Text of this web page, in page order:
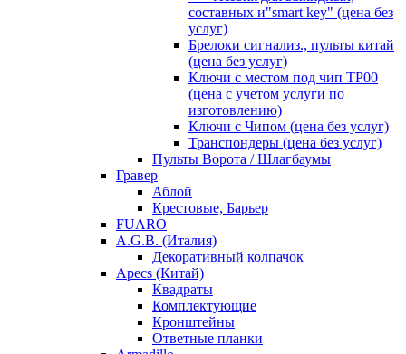
составных и"smart key" (цена без
услуг)
Брелоки сигнализ., пульты китай
(цена без услуг)
Ключи с местом под чип TP00
(цена с учетом услуги по
изготовлению)
Ключи с Чипом (цена без услуг)
Транспондеры (цена без услуг)
Пульты Ворота / Шлагбаумы
Гравер
Аблой
Крестовые, Барьер
FUARO
A.G.B. (Италия)
Декоративный колпачок
Apecs (Китай)
Квадраты
Комплектующие
Кронштейны
Ответные планки